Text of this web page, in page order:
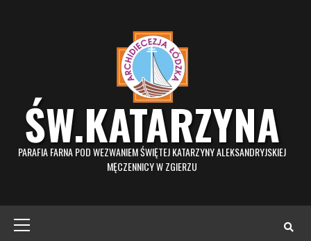
ŚW.KATARZYNA
PARAFIA FARNA POD WEZWANIEM ŚWIĘTEJ KATARZYNY ALEKSANDRYJSKIEJ
MĘCZENNICY W ZGIERZU